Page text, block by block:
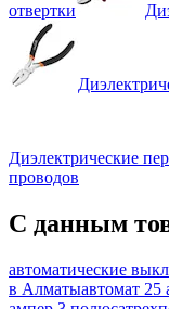
отвертки
Диэлектрические
проводов
С данным
автоматические
в Алматыавтомат 25